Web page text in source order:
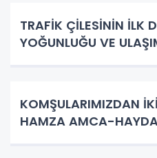
TRAFİK ÇİLESİNİN İLK
YOĞUNLUĞU VE
KOMŞULARIMIZDAN İKİ
HAMZA AMCA-